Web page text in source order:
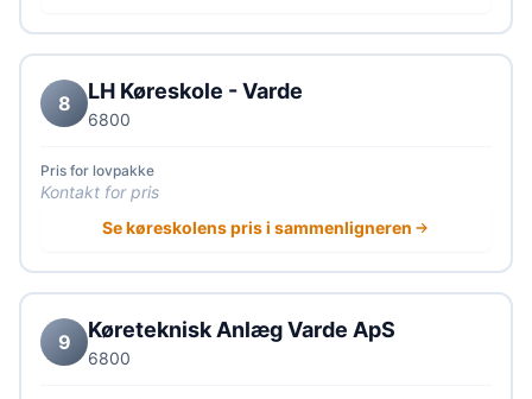
8 LH Køreskole - Varde
6800
Pris for lovpakke
Kontakt for pris
Se køreskolens pris i sammenligneren
9 Køreteknisk Anlæg Varde ApS
6800